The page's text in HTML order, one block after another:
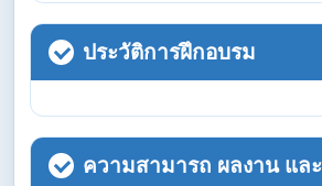
ประวัติการฝึกอบรม
ความสามารถ ผลงาน แล